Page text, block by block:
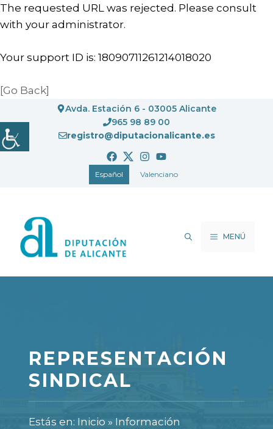
The requested URL was rejected. Please consult
with your administrator.
Your support ID is: 18090711261214018020
[Go Back]
al
contenido
Avda. Estación 6 - 03005 Alicante
965 98 89 00
registro@diputacionalicante.es
Español Valenciano
MENÚ
REPRESENTACIÓN
SINDICAL
Estás en: Inicio » Información